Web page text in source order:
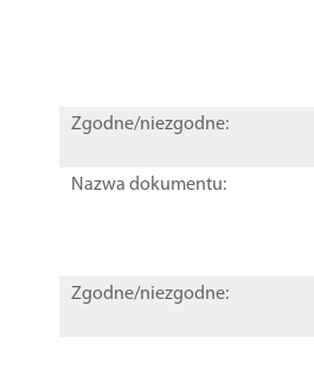
Zgodne/niezgodne:
Nazwa dokumentu:
Zgodne/niezgodne: